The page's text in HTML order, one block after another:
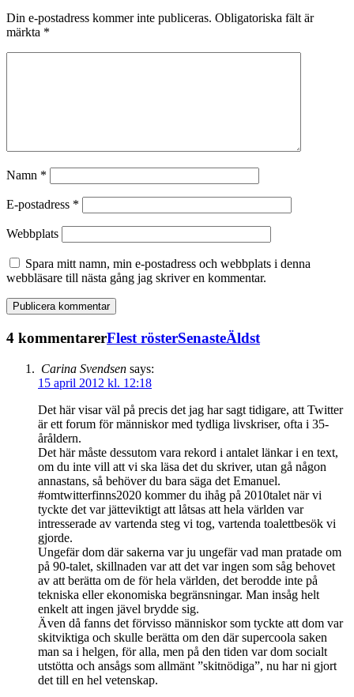
Din e-postadress kommer inte publiceras. Obligatoriska fält är
märkta *
Namn *
E-postadress *
Webbplats
Spara mitt namn, min e-postadress och webbplats i denna
webbläsare till nästa gång jag skriver en kommentar.
4 kommentarerFlest rösterSenasteÄldst
Carina Svendsen says:
15 april 2012 kl. 12:18
Det här visar väl på precis det jag har sagt tidigare, att Twitter
är ett forum för människor med tydliga livskriser, ofta i 35-
åråldern.
Det här måste dessutom vara rekord i antalet länkar i en text,
om du inte vill att vi ska läsa det du skriver, utan gå någon
annastans, så behöver du bara säga det Emanuel.
#omtwitterfinns2020 kommer du ihåg på 2010talet när vi
tyckte det var jätteviktigt att låtsas att hela världen var
intresserade av vartenda steg vi tog, vartenda toalettbesök vi
gjorde.
Ungefär dom där sakerna var ju ungefär vad man pratade om
på 90-talet, skillnaden var att det var ingen som såg behovet
av att berätta om de för hela världen, det berodde inte på
tekniska eller ekonomiska begränsningar. Man insåg helt
enkelt att ingen jävel brydde sig.
Även då fanns det förvisso människor som tyckte att dom var
skitviktiga och skulle berätta om den där supercoola saken
man sa i helgen, för alla, men på den tiden var dom socialt
utstötta och ansågs som allmänt ”skitnödiga”, nu har ni gjort
det till en hel vetenskap.